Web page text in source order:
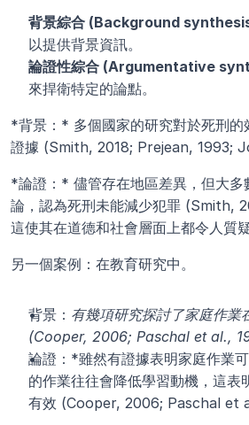
背景綜合 (Background
以提供背景資訊。
論證性綜合 (Argumentative
來捍衛特定的論點。
*背景：* 多個國家的研究對於死刑的
證據 (Smith, 2018; Prejean, 1993;
*論證：* 儘管存在地區差異，但大多
論，認為死刑未能減少犯罪 (Smith,
這使其在道德和社會層面上都令人質疑
另一個案例：在教育研究中。
背景： 有幾項研究探討了家庭作業
(Cooper, 2006; Paschal et al.,
論證：*雖然有證據表明家庭作業
的作業往往會降低學習動機，這表
有效 (Cooper, 2006; Paschal et